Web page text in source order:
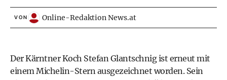
VON Online-Redaktion News.at
Der Kärntner Koch Stefan Glantschnig ist erneut mit
einem Michelin-Stern ausgezeichnet worden. Sein